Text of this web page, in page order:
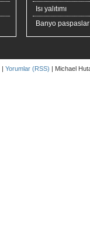
Isı yalıtımı
Banyo
| Yorumlar (RSS) | Michael